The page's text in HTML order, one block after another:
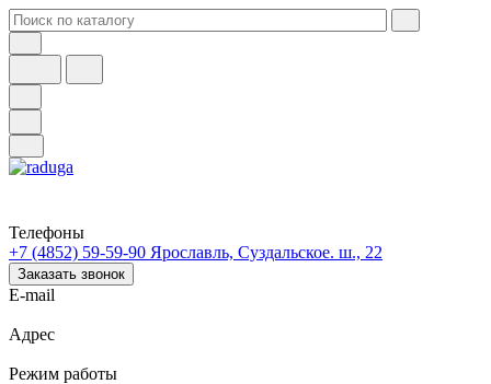
Телефоны
+7 (4852) 59-59-90 Ярославль, Суздальское. ш., 22
Заказать звонок
E-mail
Адрес
Режим работы